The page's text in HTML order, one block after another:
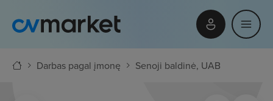
Darbas pagal įmonę Senoji baldinė, UAB